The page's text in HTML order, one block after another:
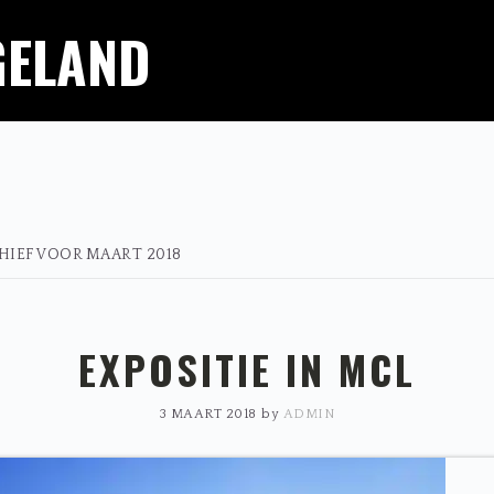
VOOR MAART 2018
EXPOSITIE IN MCL
3 MAART 2018 by ADMIN